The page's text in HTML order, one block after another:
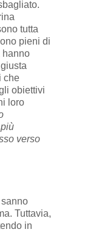
tutta
pieni di
hanno
che
obiettivi
loro
verso
sanno
Tuttavia,
in